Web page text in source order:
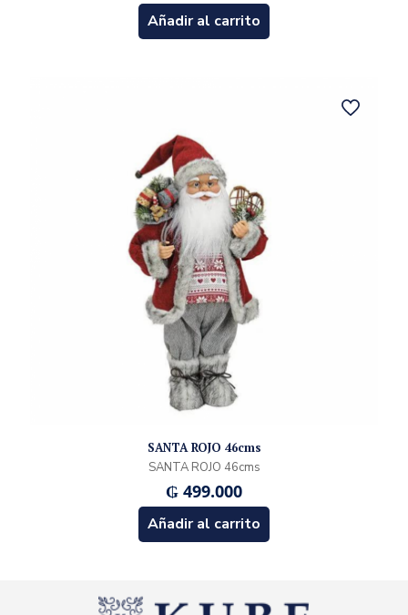
Añadir al carrito
SANTA ROJO 46cms
SANTA ROJO 46cms
₲ 499.000
Añadir al carrito